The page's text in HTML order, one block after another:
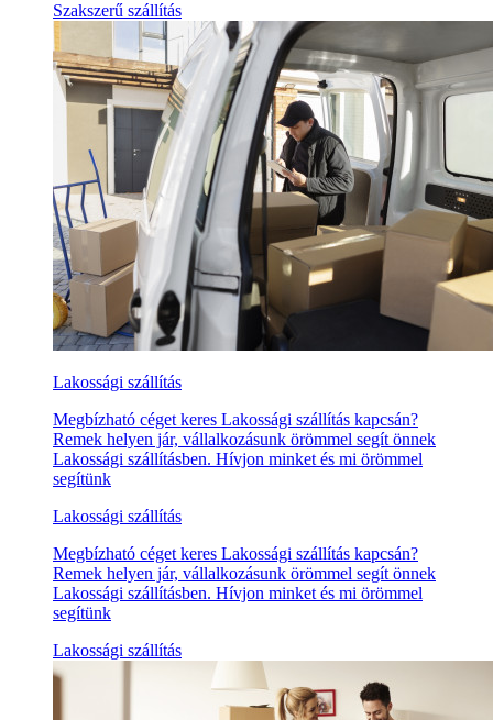
Szakszerű szállítás
Lakossági szállítás
Megbízható céget keres Lakossági szállítás kapcsán?
Remek helyen jár, vállalkozásunk örömmel segít önnek
Lakossági szállításben. Hívjon minket és mi örömmel
segítünk
Lakossági szállítás
Megbízható céget keres Lakossági szállítás kapcsán?
Remek helyen jár, vállalkozásunk örömmel segít önnek
Lakossági szállításben. Hívjon minket és mi örömmel
segítünk
Lakossági szállítás